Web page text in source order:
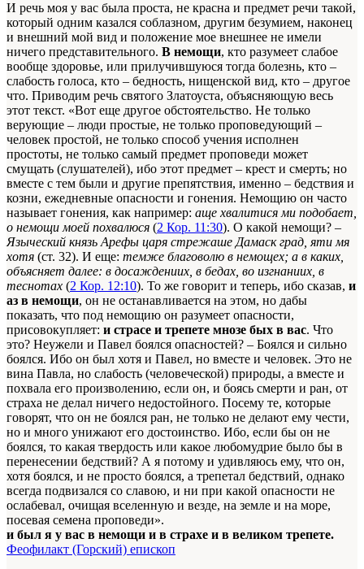
И речь моя у вас была проста, не красна и предмет речи такой,
который одним казался соблазном, другим безумием, наконец
и внешний мой вид и положение мое внешнее не имели
ничего представительного. В немощи, кто разумеет слабое
вообще здоровье, или прилучившуюся тогда болезнь, кто –
слабость голоса, кто – бедность, нищенской вид, кто – другое
что. Приводим речь святого Златоуста, объясняющую весь
этот текст. «Вот еще другое обстоятельство. Не только
верующие – люди простые, не только проповедующий –
человек простой, не только способ учения исполнен
простоты, не только самый предмет проповеди может
смущать (слушателей), ибо этот предмет – крест и смерть; но
вместе с тем были и другие препятствия, именно – бедствия и
козни, ежедневные опасности и гонения. Немощию он часто
называет гонения, как например: аще хвалитися ми подобает,
о немощи моей похвалюся (2 Кор. 11:30). О какой немощи? –
Языческий князь Арефы царя стрежаше Дамаск град, яти мя
хотя (ст. 32). И еще: темже благоволю в немощех; а в каких,
объясняет далее: в досаждениих, в бедах, во изгнаниих, в
теснотах (2 Кор. 12:10). То же говорит и теперь, ибо сказав, и
аз в немощи, он не останавливается на этом, но дабы
показать, что под немощию он разумеет опасности,
присовокупляет: и страсе и трепете мнозе бых в вас. Что
это? Неужели и Павел боялся опасностей? – Боялся и сильно
боялся. Ибо он был хотя и Павел, но вместе и человек. Это не
вина Павла, но слабость (человеческой) природы, а вместе и
похвала его произволению, если он, и боясь смерти и ран, от
страха не делал ничего недостойного. Посему те, которые
говорят, что он не боялся ран, не только не делают ему чести,
но и много унижают его достоинство. Ибо, если бы он не
боялся, то какая твердость или какое любомудрие было бы в
перенесении бедствий? А я потому и удивляюсь ему, что он,
хотя боялся, и не просто боялся, а трепетал бедствий, однако
всегда подвизался со славою, и ни при какой опасности не
ослабевал, очищая вселенную и везде, на земле и на море,
посевая семена проповеди».
и был я у вас в немощи и в страхе и в великом трепете.
Феофилакт (Горский) епископ